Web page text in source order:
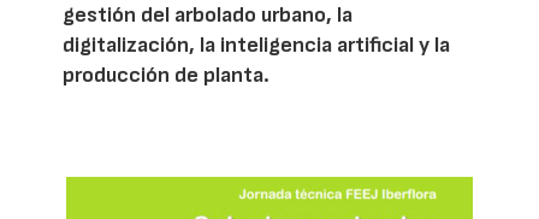
gestión del arbolado urbano, la
digitalización, la inteligencia artificial y la
producción de planta.